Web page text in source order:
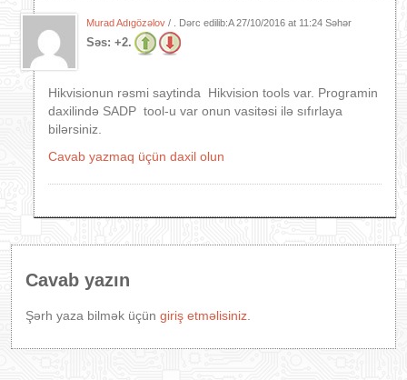
Murad Adıgözəlov / . Dərc edilib:A27/10/2016 at 11:24 Səhər
Səs: +2.
Hikvisionun rəsmi saytinda Hikvision tools var. Programin
daxilində SADP tool-u var onun vasitəsi ilə sıfırlaya
bilərsiniz.
Cavab yazmaq üçün daxil olun
Cavab yazın
Şərh yaza bilmək üçün giriş etməlisiniz